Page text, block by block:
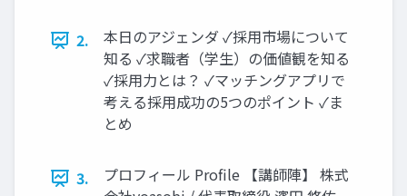
2.
本日のアジェンダ ✓採用市場について
知る ✓求職者（学生）の価値観を知る
✓採用力とは？ ✓マッチングアプリで
考える採用成功の5つのポイント ✓ま
とめ
3.
プロフィール Profile 【講師陣】 株式